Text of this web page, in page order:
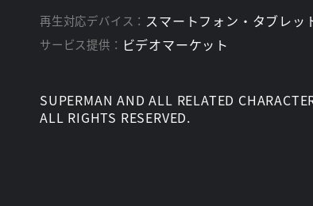
再生対応デバイス： スマートフォン・タブレッ
サービス提供： ビデオマーケット
SUPERMAN AND ALL RELATED
ALL RIGHTS RESERVED.